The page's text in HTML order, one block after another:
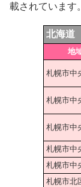
載されています
北海道
地
札幌市中
札幌市中
札幌市中
札幌市中
札幌市中
札幌市北